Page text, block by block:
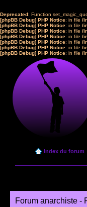
Deprecated: Function
[phpBB Debug] PHP Notice: in file /
[phpBB Debug] PHP Notice: in file /
[phpBB Debug] PHP Notice: in file /
[phpBB Debug] PHP Notice: in file /
[phpBB Debug] PHP Notice: in file /
[phpBB Debug] PHP Notice: in file /
[phpBB Debug] PHP Notice: in file /
Index du forum
Forum anarchiste -